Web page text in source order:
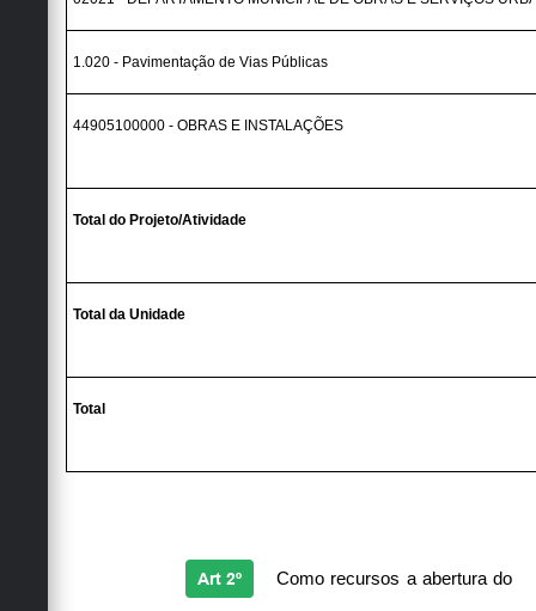
1.020 - Pavimentação de Vias Públicas
44905100000 - OBRAS E INSTALAÇÕES
Total do Projeto/Atividade
Total da Unidade
Total
Art 2º Como recursos a abertura do